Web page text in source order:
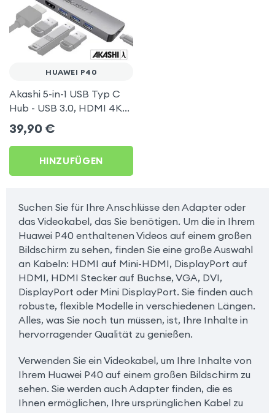
HUAWEI P40
Akashi 5-in-1 USB Typ C
Hub - USB 3.0, HDMI 4K
und Type-C Power
Delivery - Grau für Huawei
P40
39,90 €
HINZUFÜGEN
Suchen Sie für Ihre Anschlüsse den Adapter oder
das Videokabel, das Sie benötigen. Um die in Ihrem
Huawei P40 enthaltenen Videos auf einem großen
Bildschirm zu sehen, finden Sie eine große Auswahl
an Kabeln: HDMI auf Mini-HDMI, DisplayPort auf
HDMI, HDMI Stecker auf Buchse, VGA, DVI,
DisplayPort oder Mini DisplayPort. Sie finden auch
robuste, flexible Modelle in verschiedenen Längen.
Alles, was Sie noch tun müssen, ist, Ihre Inhalte in
hervorragender Qualität zu genießen.
Verwenden Sie ein Videokabel, um Ihre Inhalte von
Ihrem Huawei P40 auf einem großen Bildschirm zu
sehen. Sie werden auch Adapter finden, die es
Ihnen ermöglichen, Ihre ursprünglichen Kabel zu